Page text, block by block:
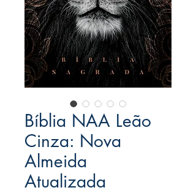
Bíblia NAA Leão
Cinza: Nova
Almeida
Atualizada